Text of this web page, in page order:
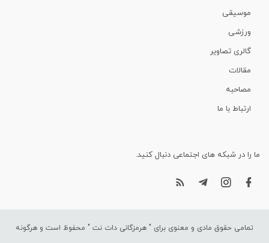
موسیقی
ورزشی
گالری تصاویر
مقالات
مصاحبه
ارتباط با ما
ما را در شبکه های اجتماعی دنبال کنید.
تمامی حقوق مادی و معنوی برای " هرمزگانی دات نت " محفوظ است و هرگونه